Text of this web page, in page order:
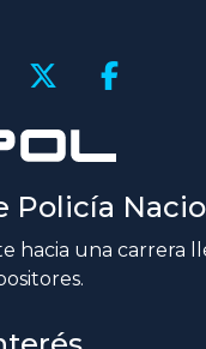
Policía
hacia una carrera